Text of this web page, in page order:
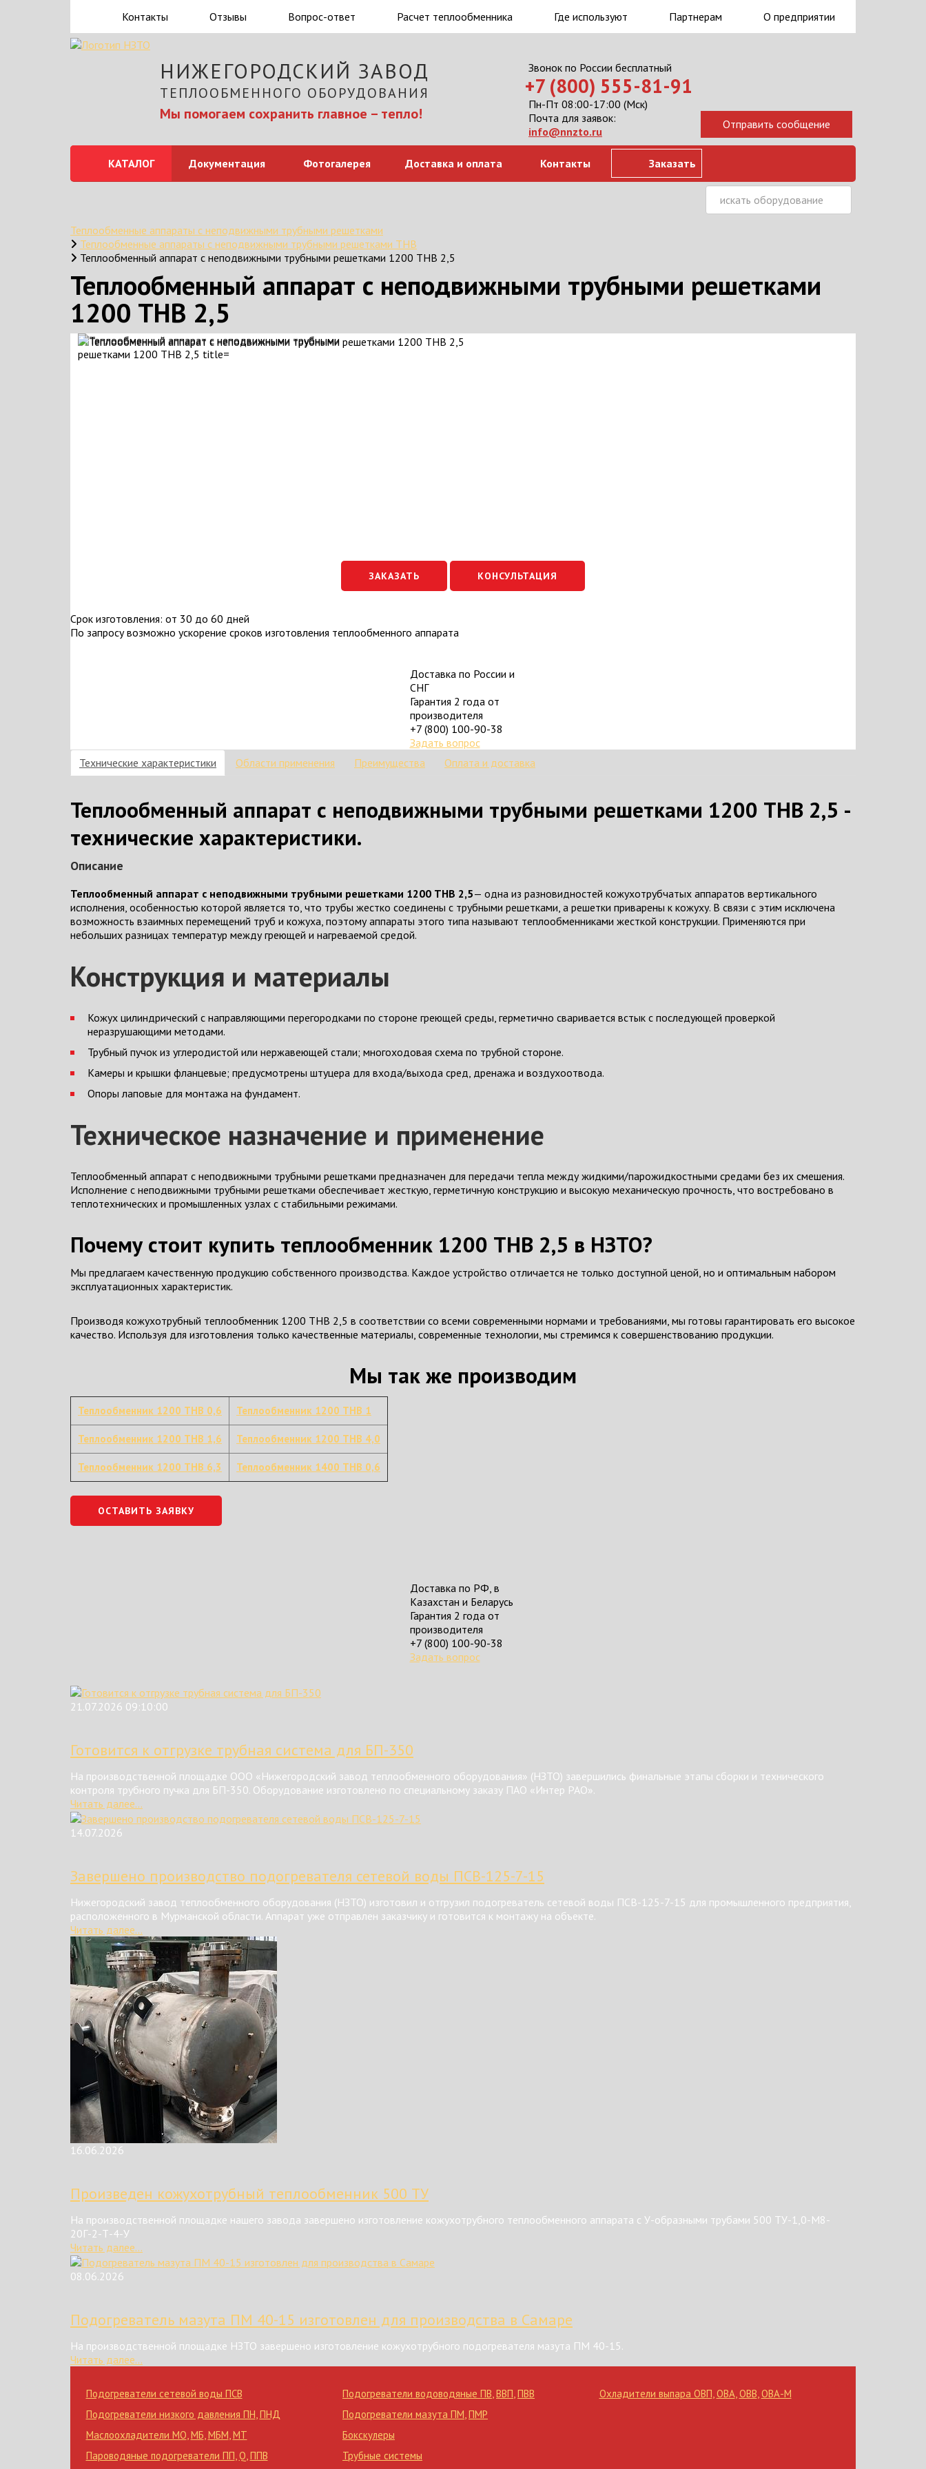
О предприятии
Партнерам
Где используют
Расчет теплообменника
Вопрос-ответ
Отзывы
Контакты
НИЖЕГОРОДСКИЙ ЗАВОД
ТЕПЛООБМЕННОГО ОБОРУДОВАНИЯ
Мы помогаем сохранить главное – тепло!
Звонок по России бесплатный
+7 (800) 555-81-91
Пн-Пт 08:00-17:00 (Мск)
Почта для заявок:
info@nnzto.ru
КАТАЛОГ Документация Фотогалерея Доставка и оплата Контакты Заказать
Теплообменные аппараты с неподвижными трубными решетками
Теплообменные аппараты с неподвижными трубными решетками ТНВ
Теплообменный аппарат с неподвижными трубными решетками 1200 ТНВ 2,5
Теплообменный аппарат с неподвижными трубными решетками
1200 ТНВ 2,5
ЗАКАЗАТЬ КОНСУЛЬТАЦИЯ
Срок изготовления: от 30 до 60 дней
По запросу возможно ускорение сроков изготовления теплообменного аппарата
Доставка по России и
СНГ
Гарантия 2 года от
производителя
+7 (800) 100-90-38
Задать вопрос
Технические характеристики
Области применения Преимущества Оплата и доставка
Теплообменный аппарат с неподвижными трубными решетками 1200 ТНВ 2,5 -
технические характеристики.
Описание
Теплообменный аппарат с неподвижными трубными решетками 1200 ТНВ 2,5— одна из разновидностей кожухотрубчатых аппаратов вертикального
исполнения, особенностью которой является то, что трубы жестко соединены с трубными решетками, а решетки приварены к кожуху. В связи с этим исключена
возможность взаимных перемещений труб и кожуха, поэтому аппараты этого типа называют теплообменниками жесткой конструкции. Применяются при
небольших разницах температур между греющей и нагреваемой средой.
Конструкция и материалы
Кожух цилиндрический с направляющими перегородками по стороне греющей среды, герметично сваривается встык с последующей проверкой
неразрушающими методами.
Трубный пучок из углеродистой или нержавеющей стали; многоходовая схема по трубной стороне.
Камеры и крышки фланцевые; предусмотрены штуцера для входа/выхода сред, дренажа и воздухоотвода.
Опоры лаповые для монтажа на фундамент.
Техническое назначение и применение
Теплообменный аппарат с неподвижными трубными решетками предназначен для передачи тепла между жидкими/парожидкостными средами без их смешения.
Исполнение с неподвижными трубными решетками обеспечивает жесткую, герметичную конструкцию и высокую механическую прочность, что востребовано в
теплотехнических и промышленных узлах с стабильными режимами.
Почему стоит купить теплообменник 1200 ТНВ 2,5 в НЗТО?
Мы предлагаем качественную продукцию собственного производства. Каждое устройство отличается не только доступной ценой, но и оптимальным набором
эксплуатационных характеристик.
Производя кожухотрубный теплообменник 1200 ТНВ 2,5 в соответствии со всеми современными нормами и требованиями, мы готовы гарантировать его высокое
качество. Используя для изготовления только качественные материалы, современные технологии, мы стремимся к совершенствованию продукции.
Мы так же производим
Теплообменник 1200 ТНВ 0,6 Теплообменник 1200 ТНВ 1
Теплообменник 1200 ТНВ 1,6 Теплообменник 1200 ТНВ 4,0
Теплообменник 1200 ТНВ 6,3 Теплообменник 1400 ТНВ 0,6
ОСТАВИТЬ ЗАЯВКУ
Доставка по РФ, в
Казахстан и Беларусь
Гарантия 2 года от
производителя
+7 (800) 100-90-38
Задать вопрос
21.07.2026 09:10:00
Готовится к отгрузке трубная система для БП-350
На производственной площадке ООО «Нижегородский завод теплообменного оборудования» (НЗТО) завершились финальные этапы сборки и технического
контроля трубного пучка для БП-350. Оборудование изготовлено по специальному заказу ПАО «Интер РАО».
Читать далее...
14.07.2026
Завершено производство подогревателя сетевой воды ПСВ-125-7-15
Нижегородский завод теплообменного оборудования (НЗТО) изготовил и отгрузил подогреватель сетевой воды ПСВ-125-7-15 для промышленного предприятия,
расположенного в Мурманской области. Аппарат уже отправлен заказчику и готовится к монтажу на объекте.
Читать далее...
16.06.2026
Произведен кожухотрубный теплообменник 500 ТУ
На производственной площадке нашего завода завершено изготовление кожухотрубного теплообменного аппарата с У-образными трубами 500 ТУ-1,0-М8-
20Г-2-Т-4-У
Читать далее...
08.06.2026
Подогреватель мазута ПМ 40-15 изготовлен для производства в Самаре
На производственной площадке НЗТО завершено изготовление кожухотрубного подогревателя мазута ПМ 40-15.
Читать далее...
Подогреватели сетевой воды ПСВ
Подогреватели низкого давления ПН,ПНД
Маслоохладители МО,МБ,МБМ,МТ
Пароводяные подогреватели ПП,Q,ППВ
Подогреватели водоводяные ПВ,ВВП,ПВВ
Подогреватели мазута ПМ,ПМР
Бокскулеры
Трубные системы
Охладители выпара ОВП,ОВА,ОВВ,ОВА-М